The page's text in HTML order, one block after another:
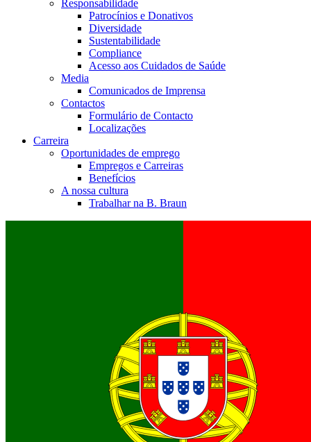
Responsabilidade
Patrocínios e Donativos
Diversidade
Sustentabilidade
Compliance
Acesso aos Cuidados de Saúde
Media
Comunicados de Imprensa
Contactos
Formulário de Contacto
Localizações
Carreira
Oportunidades de emprego
Empregos e Carreiras
Benefícios
A nossa cultura
Trabalhar na B. Braun